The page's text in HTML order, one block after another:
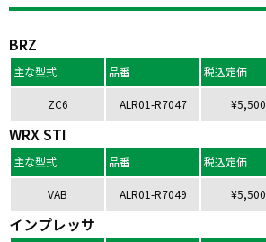
BRZ
主な型式 品番 税込定価
ZC6 ALR01-R7047 ¥5,500
WRX STI
主な型式 品番 税込定価
VAB ALR01-R7049 ¥5,500
インプレッサ